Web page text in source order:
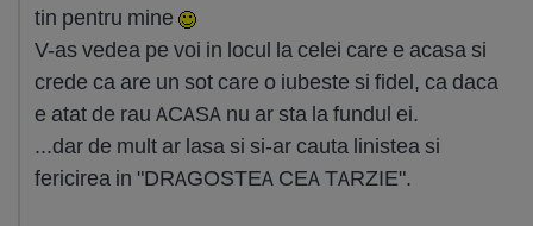
tin pentru mine
V-as vedea pe voi in locul la celei care e acasa si
crede ca are un sot care o iubeste si fidel, ca daca
e atat de rau ACASA nu ar sta la fundul ei.
...dar de mult ar lasa si si-ar cauta linistea si
fericirea in "DRAGOSTEA CEA TARZIE".